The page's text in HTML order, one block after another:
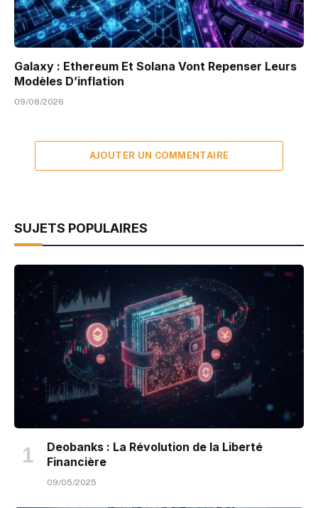
Galaxy : Ethereum Et Solana Vont Repenser Leurs
Modèles D’inflation
09/08/2026
AJOUTER UN COMMENTAIRE
SUJETS POPULAIRES
Deobanks : La Révolution de la Liberté
Financière
09/05/2025